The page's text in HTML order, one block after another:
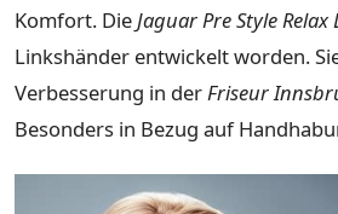
Komfort. DieJaguar Pre Style Relax
Linkshänder entwickelt worden.
Verbesserung in derFriseur
Besonders in Bezug auf